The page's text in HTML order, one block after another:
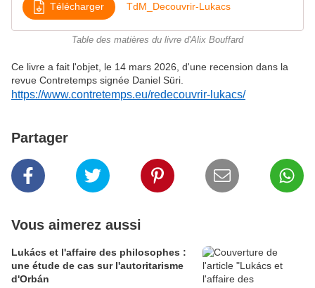
Télécharger TdM_Decouvrir-Lukacs
Table des matières du livre d'Alix Bouffard
Ce livre a fait l'objet, le 14 mars 2026, d'une recension dans la
revue Contretemps signée Daniel Süri.
https://www.contretemps.eu/redecouvrir-lukacs/
Partager
Vous aimerez aussi
Lukács et l'affaire des philosophes :
une étude de cas sur l'autoritarisme
d'Orbán